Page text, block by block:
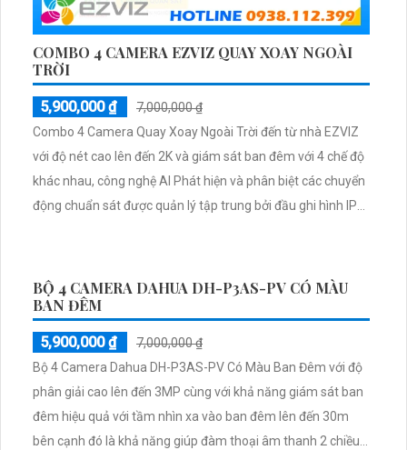
COMBO 4 CAMERA EZVIZ QUAY XOAY NGOÀI
TRỜI
5,900,000 ₫
7,000,000 ₫
Combo 4 Camera Quay Xoay Ngoài Trời đến từ nhà EZVIZ
với độ nét cao lên đến 2K và giám sát ban đêm với 4 chế độ
khác nhau, công nghệ AI Phát hiện và phân biệt các chuyển
động chuẩn sát được quản lý tập trung bởi đầu ghi hình IP
BỘ 4 CAMERA DAHUA DH-P3AS-PV CÓ MÀU
BAN ĐÊM
5,900,000 ₫
7,000,000 ₫
Bộ 4 Camera Dahua DH-P3AS-PV Có Màu Ban Đêm với độ
phân giải cao lên đến 3MP cùng với khả năng giám sát ban
đêm hiệu quả với tầm nhìn xa vào ban đêm lên đến 30m
bên cạnh đó là khả năng giúp đàm thoại âm thanh 2 chiều